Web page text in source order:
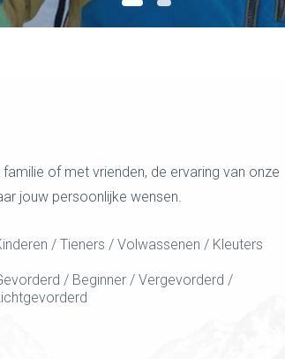
of met vrienden, de ervaring van onze
jouw persoonlijke wensen.
/ Tieners / Volwassenen / Kleuters
/ Beginner / Vergevorderd /